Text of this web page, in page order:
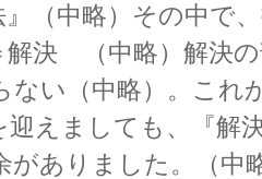
』（中略）その中で
解決 （中略）解決
ない（中略）。これ
迎えましても、『解
がありました。（中